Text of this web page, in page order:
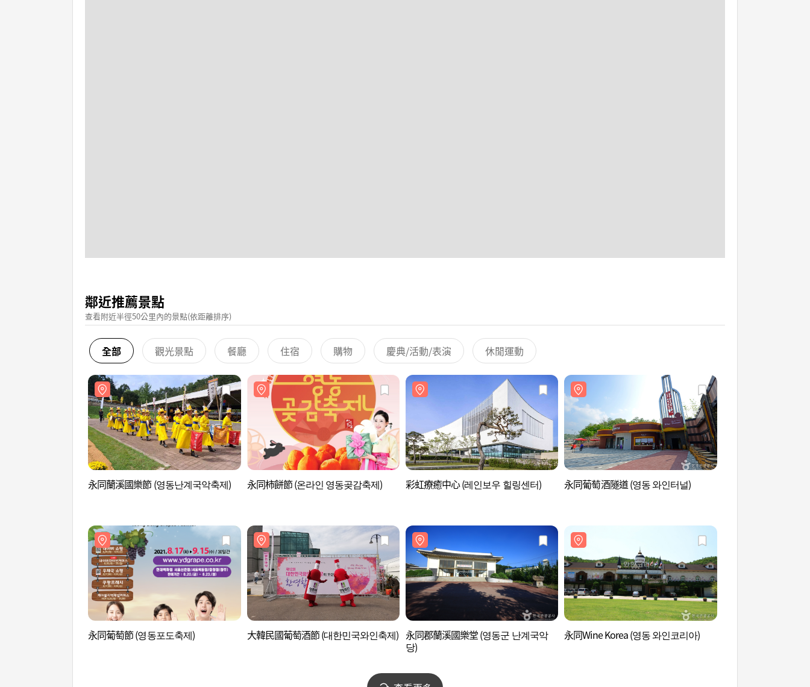
鄰近推薦景點
查看附近半徑50公里內的景點(依距離排序)
全部 觀光景點 餐廳 住宿 購物 慶典/活動/表演 休閒運動
永同蘭溪國樂節 (영동난계국악축제) 永同柿餅節 (온라인 영동곶감축제) 彩虹療癒中心 (레인보우 힐링센터) 永同葡萄酒隧道 (영동 와인터널)
永同葡萄節 (영동포도축제) 大韓民國葡萄酒節 (대한민국와인축제) 永同郡蘭溪國樂堂 (영동군 난계국악
당)
永同Wine Korea (영동 와인코리아)